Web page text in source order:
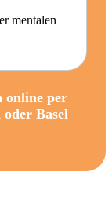
mentalen
online per
oder Basel